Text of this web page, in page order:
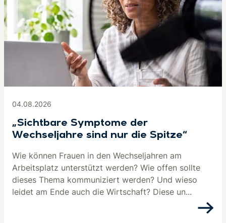
04.08.2026
„Sichtbare Symptome der
Wechseljahre sind nur die Spitze“
Wie können Frauen in den Wechseljahren am
Arbeitsplatz unterstützt werden? Wie offen sollte
dieses Thema kommuniziert werden? Und wieso
leidet am Ende auch die Wirtschaft? Diese un...